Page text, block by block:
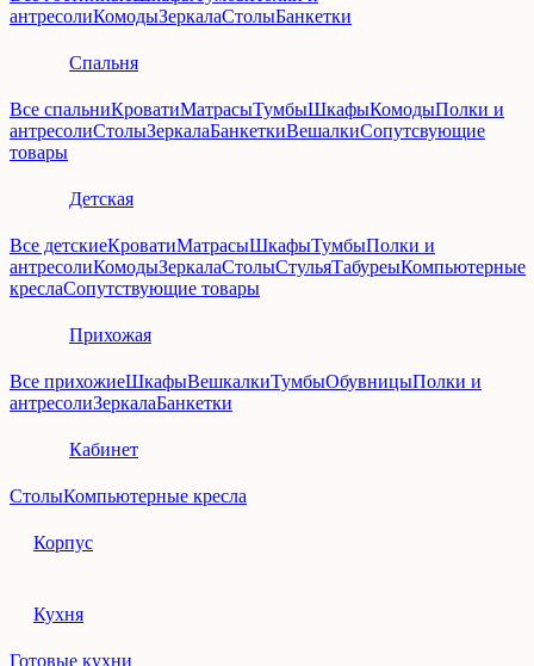
антресолиКомодыЗеркалаСтолыБанкетки
Спальня
Все спальниКроватиМатрасыТумбыШкафыКомодыПолки и
антресолиСтолыЗеркалаБанкеткиВешалкиСопутсвующие
товары
Детская
Все детскиеКроватиМатрасыШкафыТумбыПолки и
антресолиКомодыЗеркалаСтолыСтульяТабуреыКомпьютерные
креслаСопутствующие товары
Прихожая
Все прихожиеШкафыВешкалкиТумбыОбувницыПолки и
антресолиЗеркалаБанкетки
Кабинет
СтолыКомпьютерные кресла
Корпус
Кухня
Готовые кухни